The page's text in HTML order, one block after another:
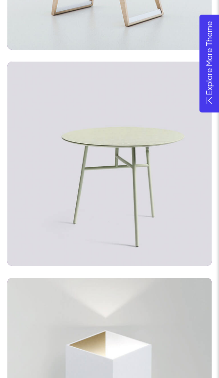
PROGRAMMING
DEVELOPMENT
Explore More Theme